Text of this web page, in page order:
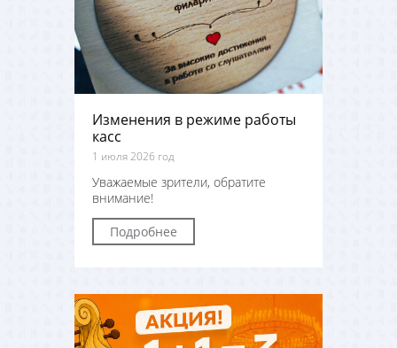
Изменения в режиме работы
касс
1 июля 2026 год
Уважаемые зрители, обратите
внимание!
Подробнее